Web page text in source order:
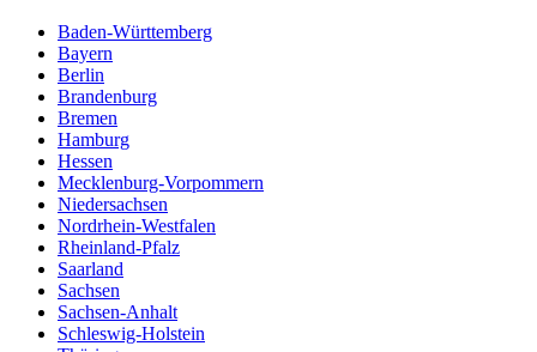
Baden-Württemberg
Bayern
Berlin
Brandenburg
Bremen
Hamburg
Hessen
Mecklenburg-Vorpommern
Niedersachsen
Nordrhein-Westfalen
Rheinland-Pfalz
Saarland
Sachsen
Sachsen-Anhalt
Schleswig-Holstein